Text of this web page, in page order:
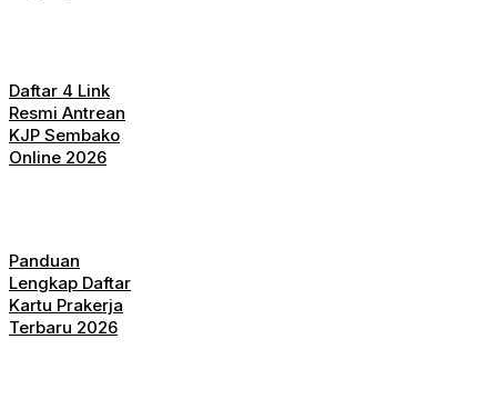
Daftar 4 Link
Resmi Antrean
KJP Sembako
Online 2026
Panduan
Lengkap Daftar
Kartu Prakerja
Terbaru 2026